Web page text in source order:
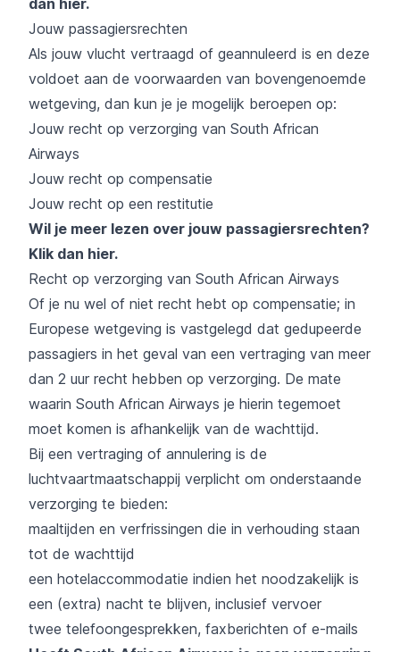
dan hier.
Jouw passagiersrechten
Als jouw vlucht vertraagd of geannuleerd is en deze
voldoet aan de voorwaarden van bovengenoemde
wetgeving, dan kun je je mogelijk beroepen op:
Jouw recht op verzorging van South African
Airways
Jouw recht op compensatie
Jouw recht op een restitutie
Wil je meer lezen over jouw passagiersrechten?
Klik dan hier.
Recht op verzorging van South African Airways
Of je nu wel of niet recht hebt op compensatie; in
Europese wetgeving is vastgelegd dat gedupeerde
passagiers in het geval van een vertraging van meer
dan 2 uur recht hebben op verzorging. De mate
waarin South African Airways je hierin tegemoet
moet komen is afhankelijk van de wachttijd.
Bij een vertraging of annulering is de
luchtvaartmaatschappij verplicht om onderstaande
verzorging te bieden:
maaltijden en verfrissingen die in verhouding staan
tot de wachttijd
een hotelaccommodatie indien het noodzakelijk is
een (extra) nacht te blijven, inclusief vervoer
twee telefoongesprekken, faxberichten of e-mails